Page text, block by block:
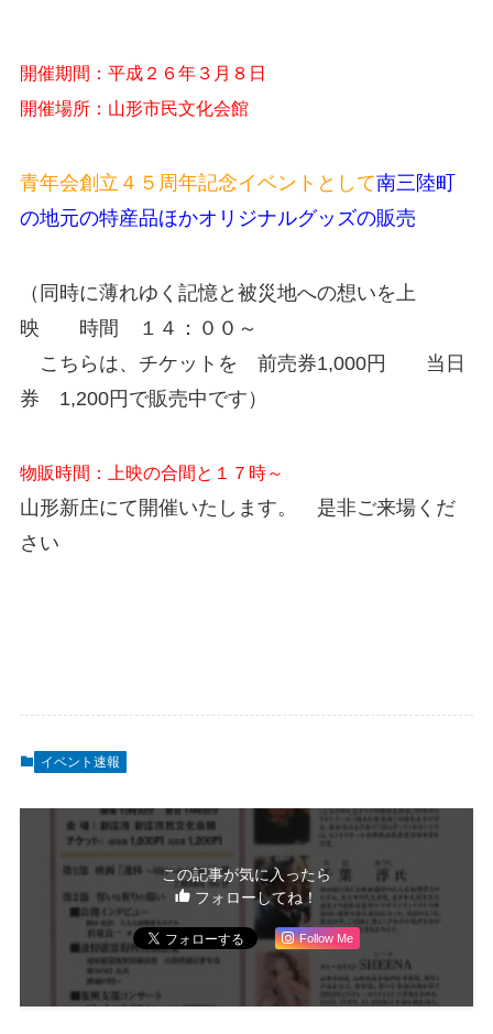
開催期間：平成２６年３月８日
開催場所：山形市民文化会館
青年会創立４５周年記念イベントとして南三陸町
の地元の特産品ほかオリジナルグッズの販売
（同時に薄れゆく記憶と被災地への想いを上
映 時間 １４：００～
こちらは、チケットを 前売券1,000円 当日
券 1,200円で販売中です）
物販時間：上映の合間と１７時～
山形新庄にて開催いたします。 是非ご来場くだ
さい
イベント速報
この記事が気に入ったら
フォローしてね！
Follow Me